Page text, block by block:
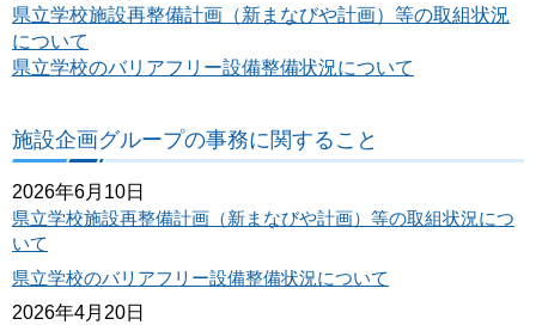
県立学校施設再整備計画（新まなびや計画）等の取組状況
について
県立学校のバリアフリー設備整備状況について
施設企画グループの事務に関すること
2026年6月10日
県立学校施設再整備計画（新まなびや計画）等の取組状況につ
いて
県立学校のバリアフリー設備整備状況について
2026年4月20日